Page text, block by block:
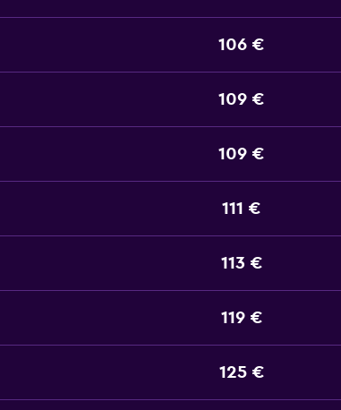
106 €
109 €
109 €
111 €
113 €
119 €
125 €